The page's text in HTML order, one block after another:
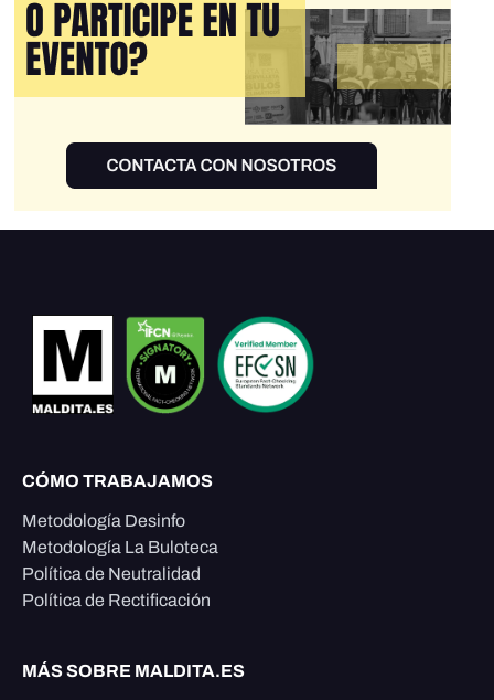
CÓMO TRABAJAMOS
Metodología Desinfo
Metodología La Buloteca
Política de Neutralidad
Política de Rectificación
MÁS SOBRE MALDITA.ES